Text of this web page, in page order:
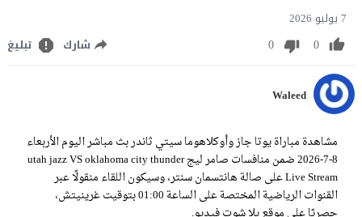
7 يوليو 2026
0
0 شارك تبليغ
Waleed
مشاهدة مباراة يوتا جاز وأوكلاهوما سيتي ثاندر بث مباشر اليوم الأربعاء
8-7-2026 ضمن منافسات صامر ليج utah jazz VS oklahoma city thunder
Live Stream على صالة هانتسمان سنتر، وسيكون اللقاء منقولًا عبر
القنوات الرياضية المختصة على الساعة 01:00 بتوقيت غرينيتش،